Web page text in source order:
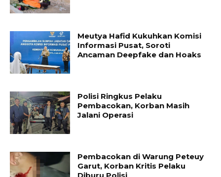
Meutya Hafid Kukuhkan Komisi
Informasi Pusat, Soroti
Ancaman Deepfake dan Hoaks
Polisi Ringkus Pelaku
Pembacokan, Korban Masih
Jalani Operasi
Pembacokan di Warung Peteuy
Garut, Korban Kritis Pelaku
Diburu Polisi